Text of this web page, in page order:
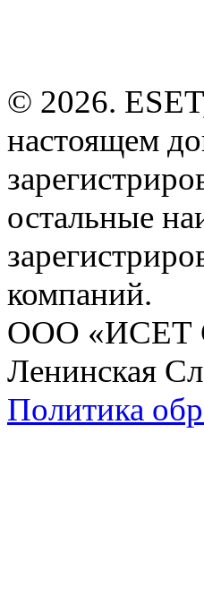
© 2026.
настоящем
остальные
компаний.
ООО «ИСЕТ
Ленинская
Политика